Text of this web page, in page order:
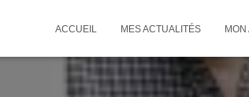
ACCUEIL MES ACTUALITÉS